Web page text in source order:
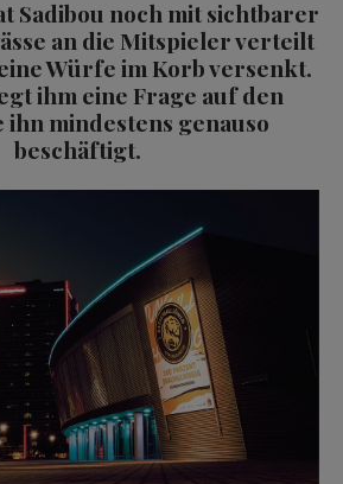
Sadibou noch mit sichtbarer
an die Mitspieler verteilt
Würfe im Korb versenkt.
ihm eine Frage auf den
ihn mindestens genauso
beschäftigt.